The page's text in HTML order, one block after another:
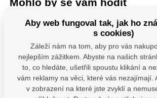
Aby web fungoval tak, jak ho
s cookies)
Záleží nám na tom, aby pro vás
nejlepším zážitkem. Abyste na našich
to, co hledáte, ušetřili spoustu klikání a
vám reklamy na věci, které vás nezajímají.
v zobrazení na které jste zvyklí a